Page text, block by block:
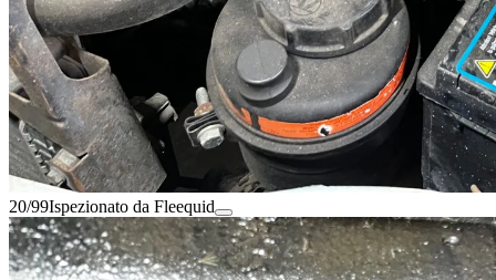
20/99Ispezionato da Fleequid